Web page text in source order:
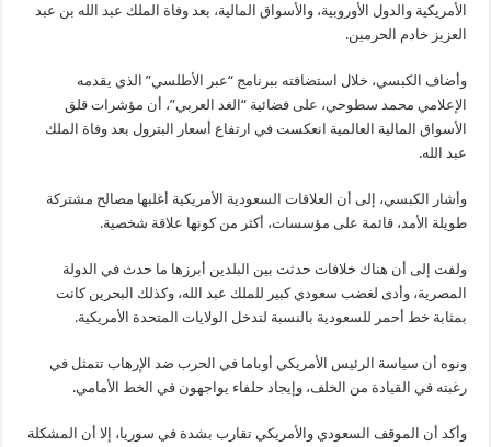
الأمريكية والدول الأوروبية، والأسواق المالية، بعد وفاة الملك عبد الله بن عبد
العزيز خادم الحرمين.
وأضاف الكبسي، خلال استضافته ببرنامج “عبر الأطلسي” الذي يقدمه
الإعلامي محمد سطوحي، على فضائية “الغد العربي”، أن مؤشرات قلق
الأسواق المالية العالمية انعكست في ارتفاع أسعار البترول بعد وفاة الملك
عبد الله.
وأشار الكبسي، إلى أن العلاقات السعودية الأمريكية أغلبها مصالح مشتركة
طويلة الأمد، قائمة على مؤسسات، أكثر من كونها علاقة شخصية.
ولفت إلى أن هناك خلافات حدثت بين البلدين أبرزها ما حدث في الدولة
المصرية، وأدى لغضب سعودي كبير للملك عبد الله، وكذلك البحرين كانت
بمثابة خط أحمر للسعودية بالنسبة لتدخل الولايات المتحدة الأمريكية.
ونوه أن سياسة الرئيس الأمريكي أوباما في الحرب ضد الإرهاب تتمثل في
رغبته في القيادة من الخلف، وإيجاد حلفاء يواجهون في الخط الأمامي.
وأكد أن الموقف السعودي والأمريكي تقارب بشدة في سوريا، إلا أن المشكلة